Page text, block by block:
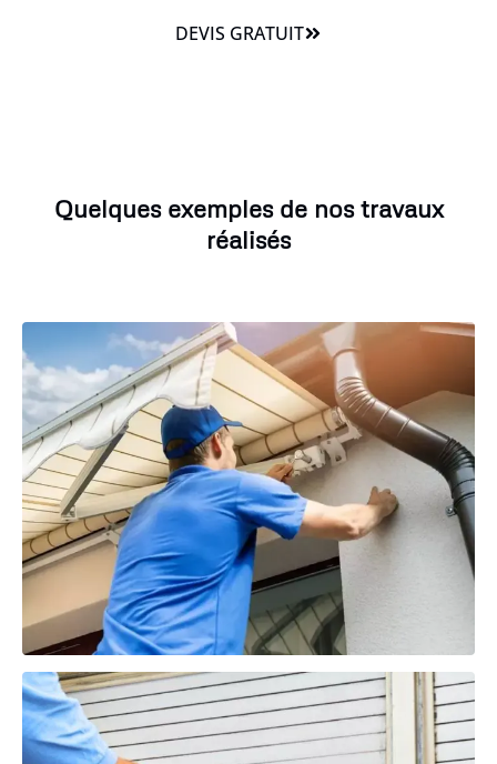
DEVIS GRATUIT
Quelques exemples de nos travaux
réalisés